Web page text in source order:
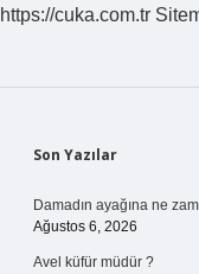
https://cuka.com.tr
Sidebar
Son Yazılar
Damadın ayağına ne
Ağustos 6, 2026
Avel küfür müdür ?